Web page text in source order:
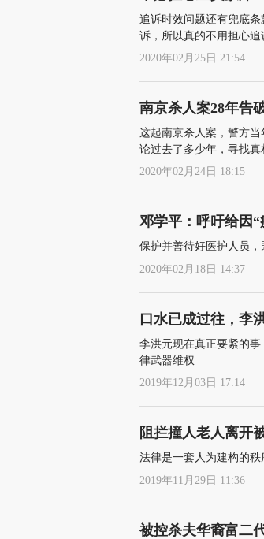
追诉时效问题还有兜底
诉，所以真的不用担心追
2020年02月25日 21:54
南京杀人案28年告
这起南京杀人案，警方
论过去了多少年，寻找
2020年02月24日 18:15
邓学平：呼吁给因
保护并善待好医护人员
2020年02月18日 14:37
口水已成过往，李
李洪元现在真正要紧的
律武器维权
2019年12月03日 17:14
阻拦撞人老人离开
法律是一套人为建构的
2019年11月29日 11:36
被控杀夫华裔富二